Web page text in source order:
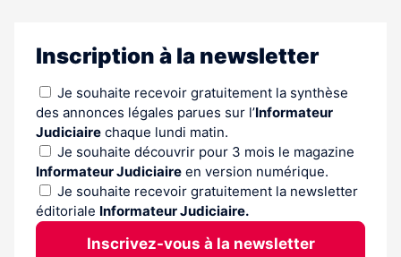
Inscription à la newsletter
Je souhaite recevoir gratuitement la synthèse
des annonces légales parues sur l’Informateur
Judiciaire chaque lundi matin.
Je souhaite découvrir pour 3 mois le magazine
Informateur Judiciaire en version numérique.
Je souhaite recevoir gratuitement la newsletter
éditoriale Informateur Judiciaire.
Inscrivez-vous à la newsletter